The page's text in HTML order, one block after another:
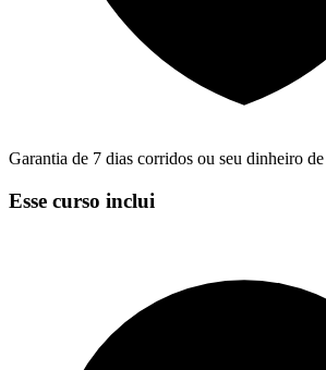
Garantia de 7 dias corridos ou seu dinheiro
Esse curso inclui